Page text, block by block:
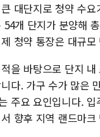
대단지로 청약 수
개 단지가 분양해
청약 통장은 대규
을 바탕으로 단지
다. 가구 수가 많은
주요 요인입니다.
향후 지역 랜드마